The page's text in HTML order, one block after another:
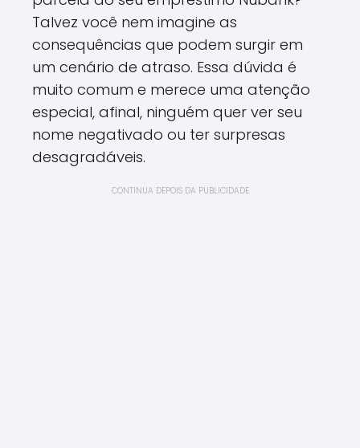
Talvez você nem imagine as
consequências que podem surgir em
um cenário de atraso. Essa dúvida é
muito comum e merece uma atenção
especial, afinal, ninguém quer ver seu
nome negativado ou ter surpresas
desagradáveis.
CONTINUA DEPOIS DA PUBLICIDADE